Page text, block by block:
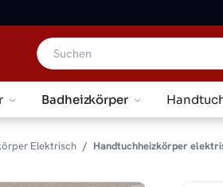
Badheizkörper
Elektrisch Handtuchheizkörper